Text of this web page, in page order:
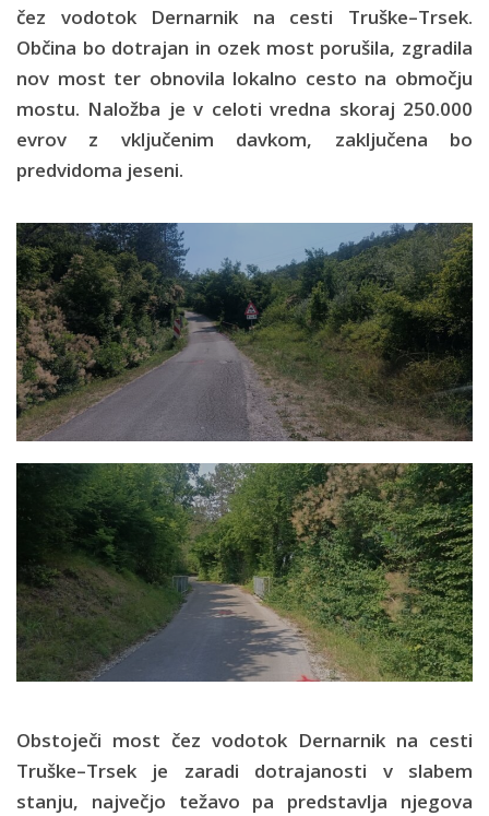
čez vodotok Dernarnik na cesti Truške–Trsek.
Občina bo dotrajan in ozek most porušila, zgradila
nov most ter obnovila lokalno cesto na območju
mostu. Naložba je v celoti vredna skoraj 250.000
evrov z vključenim davkom, zaključena bo
predvidoma jeseni.
Obstoječi most čez vodotok Dernarnik na cesti
Truške–Trsek je zaradi dotrajanosti v slabem
stanju, največjo težavo pa predstavlja njegova